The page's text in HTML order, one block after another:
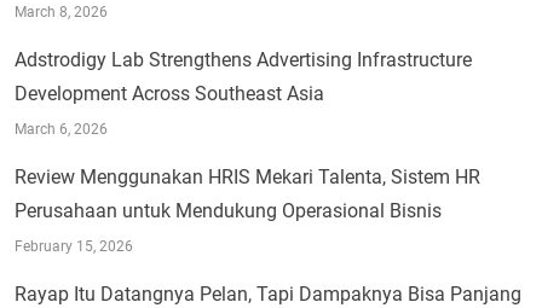
March 8, 2026
Adstrodigy Lab Strengthens Advertising Infrastructure
Development Across Southeast Asia
March 6, 2026
Review Menggunakan HRIS Mekari Talenta, Sistem HR
Perusahaan untuk Mendukung Operasional Bisnis
February 15, 2026
Rayap Itu Datangnya Pelan, Tapi Dampaknya Bisa Panjang